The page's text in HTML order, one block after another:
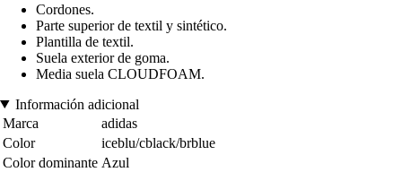
Cordones.
Parte superior de textil y sintético.
Plantilla de textil.
Suela exterior de goma.
Media suela CLOUDFOAM.
Información adicional
Marca
adidas
Color
iceblu/cblack/brblue
Color dominante Azul